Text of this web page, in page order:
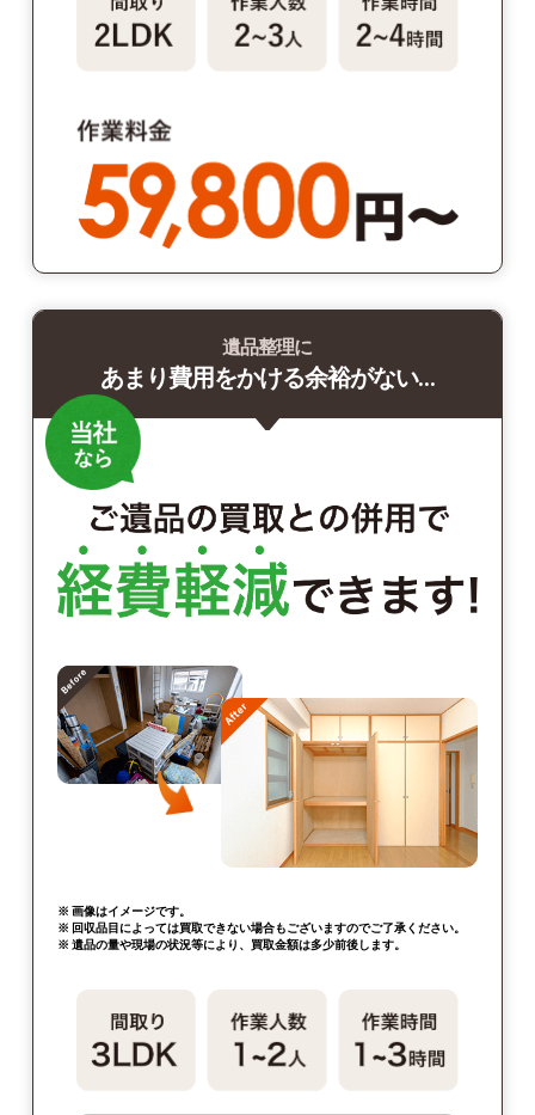
遺品整理に
あまり費用をかける余裕がない…
※ 画像はイメージです。
※ 回収品目によっては買取できない場合もございますのでご了承ください。
※ 遺品の量や現場の状況等により、買取金額は多少前後します。